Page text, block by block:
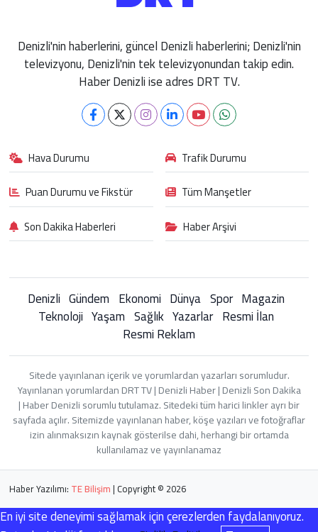
Denizli'nin haberlerini, güncel Denizli haberlerini; Denizli'nin
televizyonu, Denizli'nin tek televizyonundan takip edin.
Haber Denizli ise adres DRT TV.
Hava Durumu
Trafik Durumu
Puan Durumu ve Fikstür
Tüm Manşetler
Son Dakika Haberleri
Haber Arşivi
Denizli Gündem Ekonomi Dünya Spor Magazin
Teknoloji Yaşam Sağlık Yazarlar Resmi İlan
Resmi Reklam
Sitede yayınlanan içerik ve yorumlardan yazarları sorumludur.
Yayınlanan yorumlardan DRT TV | Denizli Haber | Denizli Son Dakika
| Haber Denizli sorumlu tutulamaz. Sitedeki tüm harici linkler ayrı bir
sayfada açılır. Sitemizde yayınlanan haber, köşe yazıları ve fotoğraflar
izin alınmaksızın kaynak gösterilse dahi, herhangi bir ortamda
kullanılamaz ve yayınlanamaz
Haber Yazılımı: TE Bilişim| Copyright © 2026
En iyi site deneyimi sağlamak için çerezlerden faydalanıyoruz.